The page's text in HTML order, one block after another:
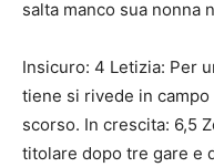
salta manco sua nonna
Insicuro: 4 Letizia: Per
tiene si rivede in campo
scorso. In crescita: 6,5
titolare dopo tre gare e